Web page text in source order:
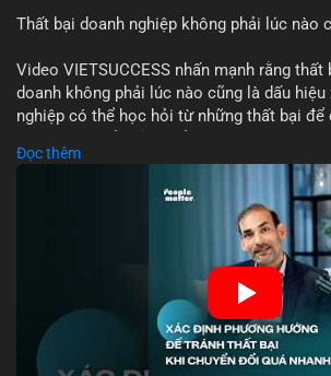
Thất bại doanh nghiệp không phải lúc nào
Video VIETSUCCESS nhấn mạnh rằng
doanh không phải lúc nào cũng là dấu hiệu
nghiệp có thể học hỏi từ những thất bại để
trình. Trong lĩnh vực tài chính và crypto,
thất bại giúp quản lý rủi ro hiệu quả và
Điều này đặc biệt quan trọng khi áp dụng
doanh mới hoặc đầu tư vào dự án
🎥 Xem video trực tiếp tại:
Nguồn: VIETSUCCESS
Đọc thêm